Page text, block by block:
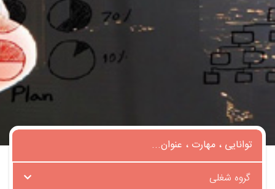
گروه شغلی